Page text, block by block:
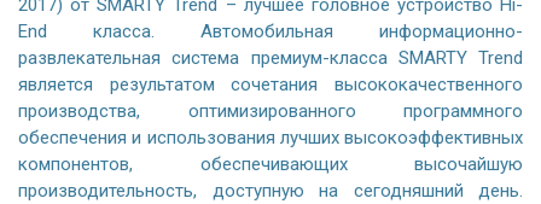
2017) от SMARTY Trend – лучшее головное устройство Hi-
End класса. Автомобильная информационно-
развлекательная система премиум-класса SMARTY Trend
является результатом сочетания высококачественного
производства, оптимизированного программного
обеспечения и использования лучших высокоэффективных
компонентов, обеспечивающих высочайшую
производительность, доступную на сегодняшний день.